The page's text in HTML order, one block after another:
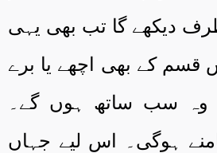
طرف دیکھے گا تب بھی یہی
کے بھی اچھے یا برے
وہ سب ساتھ ہوں گے۔
ہوگی۔ اس لیے جہاں